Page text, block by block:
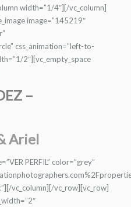
width=”1/4″][/vc_column]
image=”145219″
css_animation=”left-to-
2″][vc_empty_space
–
Ariel
PERFIL” color=”grey”
vc_column][/vc_row][vc_row]